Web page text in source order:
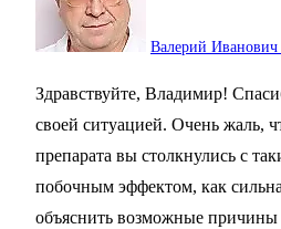
Валерий
Здравствуйте, Владимир!
своей ситуацией. Очень жаль,
препарата вы столкнулись с
побочным эффектом, как
объяснить возможные причины